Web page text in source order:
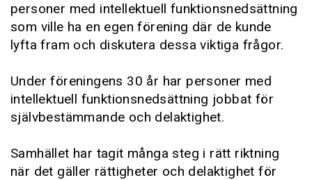
personer med intellektuell funktionsnedsättning
som ville ha en egen förening där de kunde
lyfta fram och diskutera dessa viktiga frågor.
Under föreningens 30 år har personer med
intellektuell funktionsnedsättning jobbat för
självbestämmande och delaktighet.
Samhället har tagit många steg i rätt riktning
när det gäller rättigheter och delaktighet för